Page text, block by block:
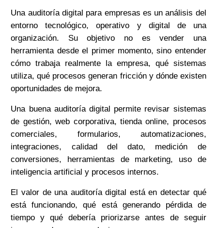
Una auditoría digital para empresas es un análisis del
entorno tecnológico, operativo y digital de una
organización. Su objetivo no es vender una
herramienta desde el primer momento, sino entender
cómo trabaja realmente la empresa, qué sistemas
utiliza, qué procesos generan fricción y dónde existen
oportunidades de mejora.
Una buena auditoría digital permite revisar sistemas
de gestión, web corporativa, tienda online, procesos
comerciales, formularios, automatizaciones,
integraciones, calidad del dato, medición de
conversiones, herramientas de marketing, uso de
inteligencia artificial y procesos internos.
El valor de una auditoría digital está en detectar qué
está funcionando, qué está generando pérdida de
tiempo y qué debería priorizarse antes de seguir